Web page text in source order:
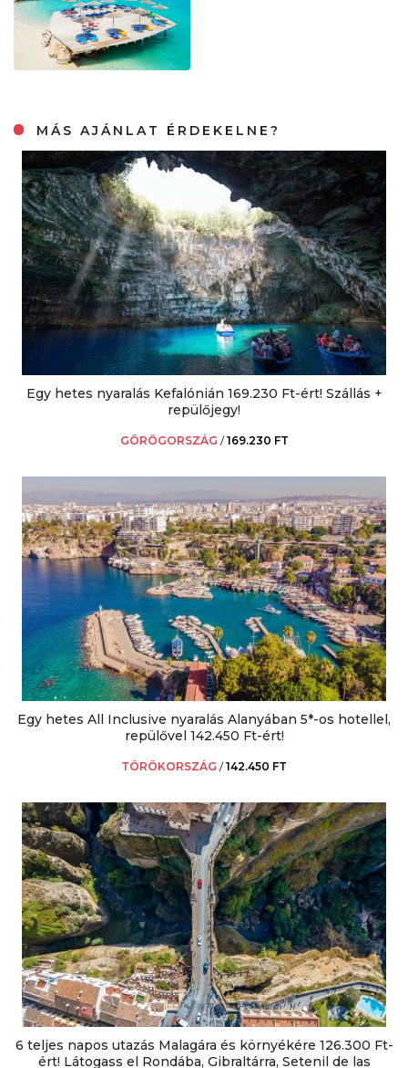
MÁS AJÁNLAT ÉRDEKELNE?
Egy hetes nyaralás Kefalónián 169.230 Ft-ért! Szállás +
repülőjegy!
GÖRÖGORSZÁG /169.230 FT
Egy hetes All Inclusive nyaralás Alanyában 5*-os hotellel,
repülővel 142.450 Ft-ért!
TÖRÖKORSZÁG /142.450 FT
6 teljes napos utazás Malagára és környékére 126.300 Ft-
ért! Látogass el Rondába, Gibraltárra, Setenil de las